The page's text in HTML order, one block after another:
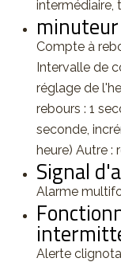
intermédiaire,
minuteur
Compte à
Intervalle de
réglage de
rebours : 1
seconde,
heure) Autre :
Signal
Alarme
Alerte